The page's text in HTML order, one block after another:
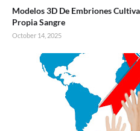
Modelos 3D De Embriones
Propia Sangre
October 14, 2025